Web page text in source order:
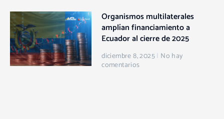
Organismos multilaterales
amplían financiamiento a
Ecuador al cierre de 2025
diciembre 8, 2025 No hay
comentarios